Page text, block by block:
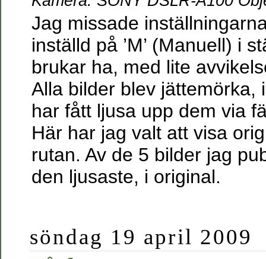
Jag missade
inställd på ’M’ (Manuell) i
brukar ha, med lite
Alla bilder blev jättemörka,
har fått ljusa upp dem via
Här har jag valt att visa
rutan. Av de 5 bilder jag
den ljusaste, i original.
söndag 19 april 2009